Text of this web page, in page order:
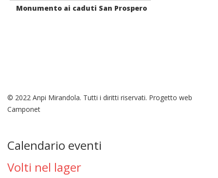
Monumento ai caduti San Prospero
© 2022 Anpi Mirandola. Tutti i diritti riservati. Progetto web
Camponet
Calendario eventi
Volti nel lager